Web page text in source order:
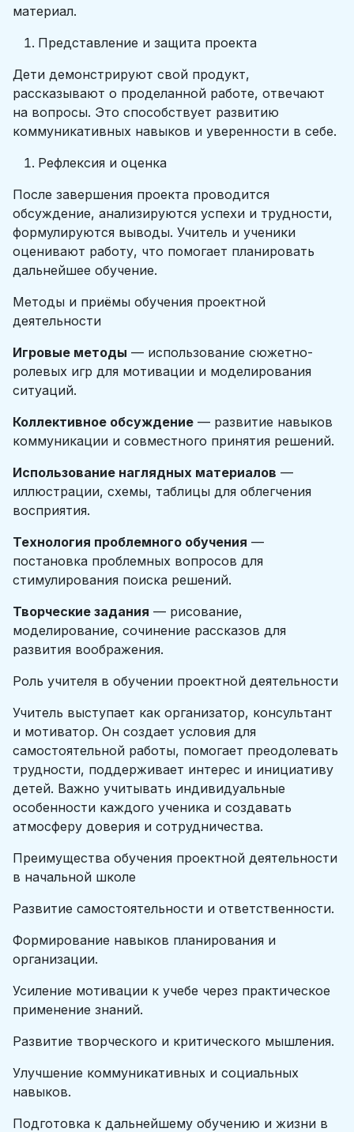
материал.
Представление и защита проекта
Дети демонстрируют свой продукт,
рассказывают о проделанной работе, отвечают
на вопросы. Это способствует развитию
коммуникативных навыков и уверенности в себе.
Рефлексия и оценка
После завершения проекта проводится
обсуждение, анализируются успехи и трудности,
формулируются выводы. Учитель и ученики
оценивают работу, что помогает планировать
дальнейшее обучение.
Методы и приёмы обучения проектной
деятельности
Игровые методы — использование сюжетно-
ролевых игр для мотивации и моделирования
ситуаций.
Коллективное обсуждение — развитие навыков
коммуникации и совместного принятия решений.
Использование наглядных материалов —
иллюстрации, схемы, таблицы для облегчения
восприятия.
Технология проблемного обучения —
постановка проблемных вопросов для
стимулирования поиска решений.
Творческие задания — рисование,
моделирование, сочинение рассказов для
развития воображения.
Роль учителя в обучении проектной деятельности
Учитель выступает как организатор, консультант
и мотиватор. Он создает условия для
самостоятельной работы, помогает преодолевать
трудности, поддерживает интерес и инициативу
детей. Важно учитывать индивидуальные
особенности каждого ученика и создавать
атмосферу доверия и сотрудничества.
Преимущества обучения проектной деятельности
в начальной школе
Развитие самостоятельности и ответственности.
Формирование навыков планирования и
организации.
Усиление мотивации к учебе через практическое
применение знаний.
Развитие творческого и критического мышления.
Улучшение коммуникативных и социальных
навыков.
Подготовка к дальнейшему обучению и жизни в